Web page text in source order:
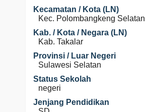
Kecamatan / Kota (LN)
Kec. Polombangkeng Selatan
Kab. / Kota / Negara (LN)
Kab. Takalar
Provinsi / Luar Negeri
Sulawesi Selatan
Status Sekolah
negeri
Jenjang Pendidikan